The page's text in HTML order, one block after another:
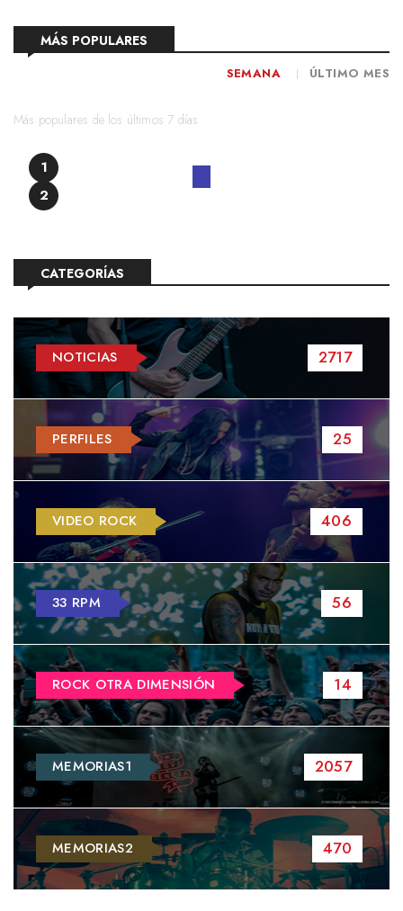
MÁS POPULARES
SEMANA ÚLTIMO MES
Más populares de los últimos 7 días
1
2
CATEGORÍAS
NOTICIAS 2717
PERFILES 25
VIDEO ROCK 406
33 RPM 56
ROCK OTRA DIMENSIÓN 14
MEMORIAS1 2057
MEMORIAS2 470